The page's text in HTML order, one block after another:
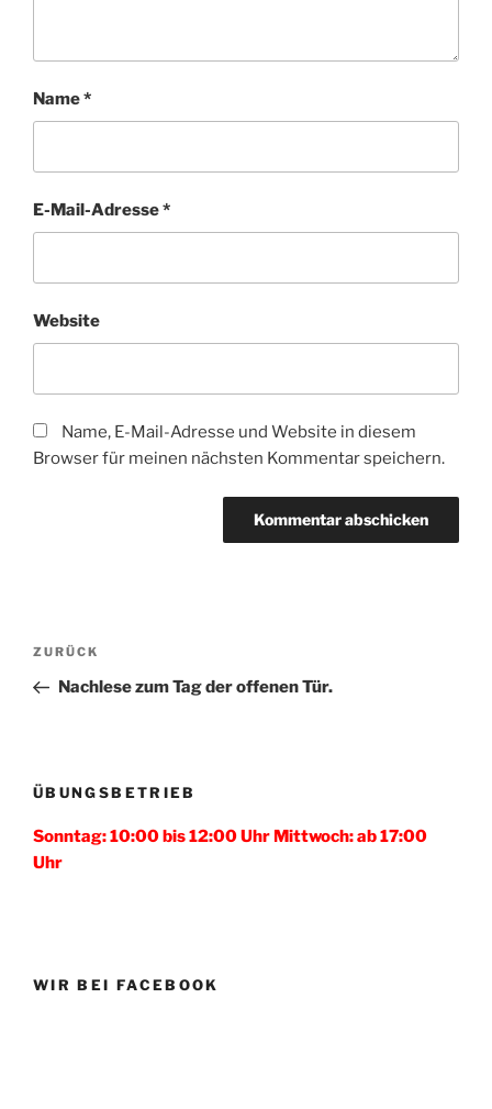
Name*
E-Mail-Adresse*
Website
Name, E-Mail-Adresse und Website in diesem
Browser für meinen nächsten Kommentar speichern.
Beitragsnavigation
Vorheriger
Beitrag
ZURÜCK
Nachlese zum Tag der offenen Tür.
ÜBUNGSBETRIEB
Sonntag: 10:00 bis 12:00 Uhr Mittwoch: ab 17:00
Uhr
WIR BEI FACEBOOK